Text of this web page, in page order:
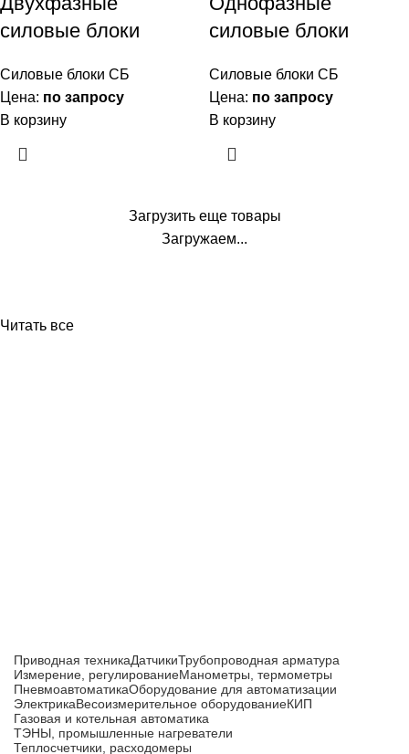
силовые блоки
Силовые блоки СБ
Цена: по запросу
В корзину
силовые блоки
Силовые блоки СБ
Цена: по запросу
В корзину
Загрузить еще товары
Загружаем...
Читать все
Приводная техникаДатчикиТрубопроводная арматура
Измерение, регулированиеМанометры, термометры
ПневмоавтоматикаОборудование для автоматизации
ЭлектрикаВесоизмерительное оборудованиеКИП
Газовая и котельная автоматика
ТЭНЫ, промышленные нагреватели
Теплосчетчики, расходомеры